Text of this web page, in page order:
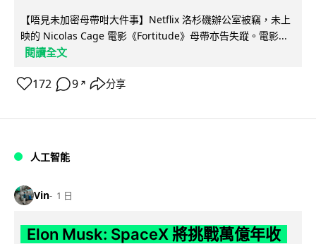
【唔見未加密母帶咁大件事】Netflix 洛杉磯辦公室被竊，未上
映的 Nicolas Cage 電影《Fortitude》母帶亦告失蹤。電影...
閱讀全文
172 9 ↗ 分享
人工智能
Vin 1 日
Elon Musk: SpaceX 將挑戰萬億年收